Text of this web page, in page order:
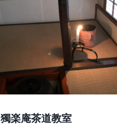
獨楽庵茶道教室